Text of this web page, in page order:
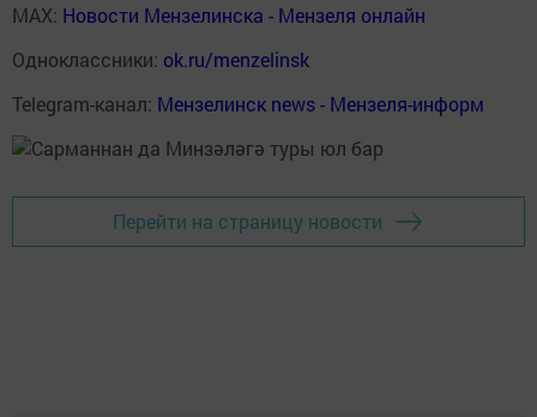
MAX: Новости Мензелинска - Мензеля онлайн
Одноклассники: ok.ru/menzelinsk
Telegram-канал: Мензелинск news - Мензеля-информ
Перейти на страницу новости